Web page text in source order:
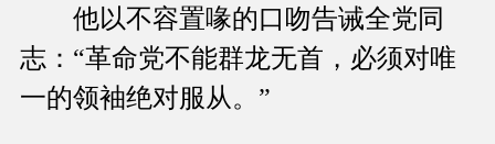
他以不容置喙的口吻告诫全党同
志：“革命党不能群龙无首，必须对唯
一的领袖绝对服从。”